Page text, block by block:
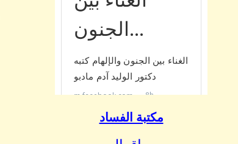
مكتبة الفساد